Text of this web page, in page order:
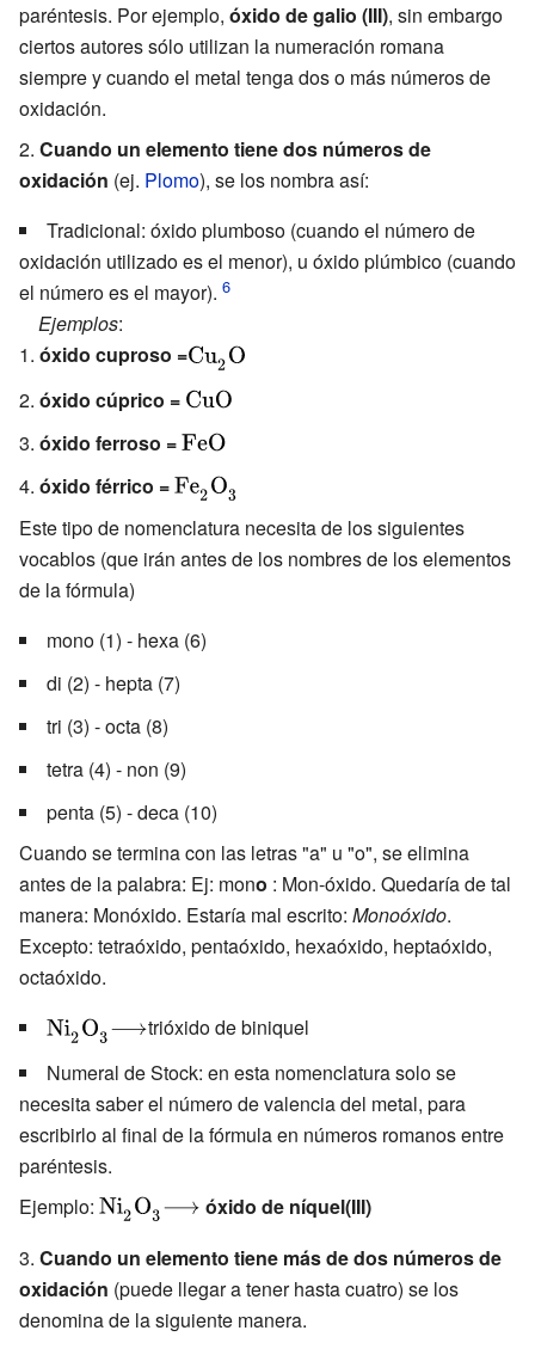
paréntesis. Por ejemplo, óxido de galio (III), sin embargo
ciertos autores sólo utilizan la numeración romana
siempre y cuando el metal tenga dos o más números de
oxidación.
2. Cuando un elemento tiene dos números de
oxidación (ej. Plomo), se los nombra así:
Tradicional: óxido plumboso (cuando el número de
oxidación utilizado es el menor), u óxido plúmbico (cuando
el número es el mayor).
Ejemplos:
óxido cuproso ={\displaystyle
{\ce {Cu2
O}}}
óxido cúprico = {\displaystyle
{\ce {Cu O}}}
óxido ferroso ={\displaystyle
{\ce {Fe O}}}
óxido férrico ={\displaystyle
{\ce
{Fe2O3}}}
Este tipo de nomenclatura necesita de los siguientes
vocablos (que irán antes de los nombres de los elementos
de la fórmula)
mono (1) - hexa (6)
di (2) - hepta (7)
tri (3) - octa (8)
tetra (4) - non (9)
penta (5) - deca (10)
Cuando se termina con las letras "a" u "o", se elimina
antes de la palabra: Ej: mono : Mon-óxido. Quedaría de tal
manera: Monóxido. Estaría mal escrito: Monoóxido.
Excepto: tetraóxido, pentaóxido, hexaóxido, heptaóxido,
octaóxido.
{\displaystyle
{Ni2O3}}}
{\displaystyle
}
trióxido de biniquel
Numeral de Stock: en esta nomenclatura solo se
necesita saber el número de valencia del metal, para
escribirlo al final de la fórmula en números romanos entre
paréntesis.
Ejemplo: {\displaystyle
{Ni2O3}}}
{\displaystyle
}
óxido de níquel(III)
3. Cuando un elemento tiene más de dos números de
oxidación (puede llegar a tener hasta cuatro) se los
denomina de la siguiente manera.